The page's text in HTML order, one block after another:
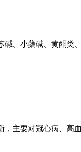
、小蘖碱、黄酮类
主要对冠心病、高